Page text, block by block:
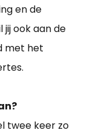
en de
jij ook aan de
met het
twee keer zo